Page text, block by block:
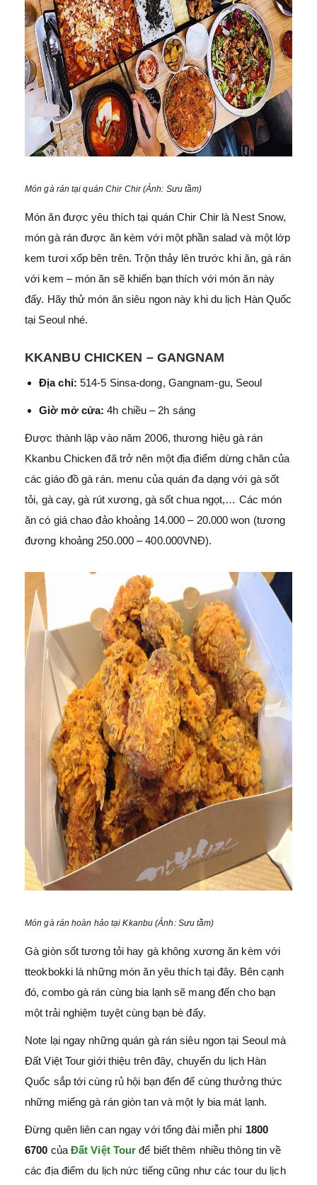
Món gà rán tại quán Chir Chir (Ảnh: Sưu tầm)
Món ăn được yêu thích tại quán Chir Chir là Nest Snow,
món gà rán được ăn kèm với một phần salad và một lớp
kem tươi xốp bên trên. Trộn thảy lên trước khi ăn, gà rán
với kem – món ăn sẽ khiến bạn thích với món ăn này
đấy. Hãy thử món ăn siêu ngon này khi du lịch Hàn Quốc
tại Seoul nhé.
KKANBU CHICKEN – GANGNAM
Địa chỉ: 514-5 Sinsa-dong, Gangnam-gu, Seoul
Giờ mở cửa: 4h chiều – 2h sáng
Được thành lập vào năm 2006, thương hiệu gà rán
Kkanbu Chicken đã trở nên một địa điểm dừng chân của
các giáo đồ gà rán. menu của quán đa dạng với gà sốt
tỏi, gà cay, gà rút xương, gà sốt chua ngọt,… Các món
ăn có giá chao đảo khoảng 14.000 – 20.000 won (tương
đương khoảng 250.000 – 400.000VNĐ).
Món gà rán hoàn hảo tại Kkanbu (Ảnh: Sưu tầm)
Gà giòn sốt tương tỏi hay gà không xương ăn kèm với
tteokbokki là những món ăn yêu thích tại đây. Bên cạnh
đó, combo gà rán cùng bia lạnh sẽ mang đến cho bạn
một trải nghiệm tuyệt cùng bạn bè đấy.
Note lại ngay những quán gà rán siêu ngon tại Seoul mà
Đất Việt Tour giới thiệu trên đây, chuyến du lịch Hàn
Quốc sắp tới cùng rủ hội bạn đến để cùng thưởng thức
những miếng gà rán giòn tan và một ly bia mát lạnh.
Đừng quên liên can ngay với tổng đài miễn phí 1800
6700 của Đất Việt Tour để biết thêm nhiều thông tin về
các địa điểm du lịch nức tiếng cũng như các tour du lịch